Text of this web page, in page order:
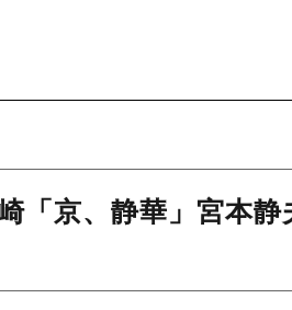
「京、静華」宮本静